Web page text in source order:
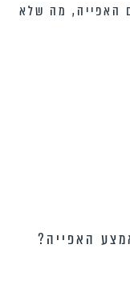
האפייה, מה שלא
האפייה?